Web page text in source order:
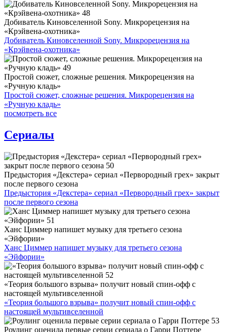
Добиватель Киновселенной Sony. Микрорецензия на
«Крэйвена-охотника»
Добиватель Киновселенной Sony. Микрорецензия на
«Крэйвена-охотника»
Простой сюжет, сложные решения. Микрорецензия на
«Ручную кладь»
Простой сюжет, сложные решения. Микрорецензия на
«Ручную кладь»
посмотреть все
Сериалы
Предыстория «Декстера» сериал «Первородный грех» закрыт
после первого сезона
Предыстория «Декстера» сериал «Первородный грех» закрыт
после первого сезона
Ханс Циммер напишет музыку для третьего сезона
«Эйфории»
Ханс Циммер напишет музыку для третьего сезона
«Эйфории»
«Теория большого взрыва» получит новый спин-офф с
настоящей мультивселенной
«Теория большого взрыва» получит новый спин-офф с
настоящей мультивселенной
Роулинг оценила первые серии сериала о Гарри Поттере